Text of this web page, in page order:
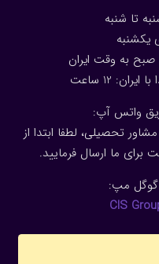
تا شنبه
یکشنبه
ایران: 1 2 ساعت
واتس آپ:
تحصیلی، لطفا ابتدا از
ما ارسال فرمایید.
گوگل مپ:
CIS